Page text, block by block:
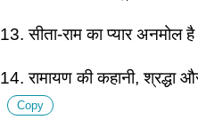
13. सीता-राम का प्यार अनमोल
14. रामायण की कहानी, श्रद्धा
Copy